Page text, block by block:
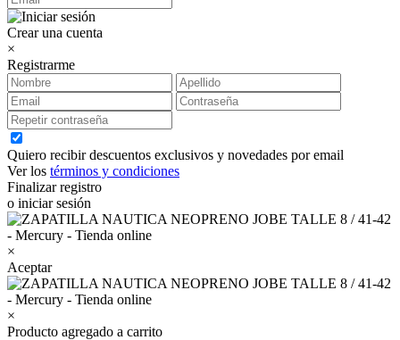
Crear una cuenta
×
Registrarme
Quiero recibir descuentos exclusivos y novedades por email
Ver los términos y condiciones
Finalizar registro
o iniciar sesión
×
Aceptar
×
Producto agregado a carrito